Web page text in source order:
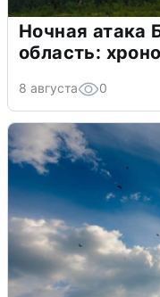
Ночная
область:
8 августа 0